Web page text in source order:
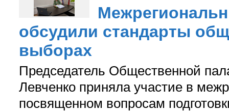
обсудили стандарты
выборах
Председатель Общественной
Левченко приняла участие в
посвященном вопросам